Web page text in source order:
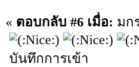
« ตอบกลับ #6 เมื่อ: มก
บันทึกการเข้า